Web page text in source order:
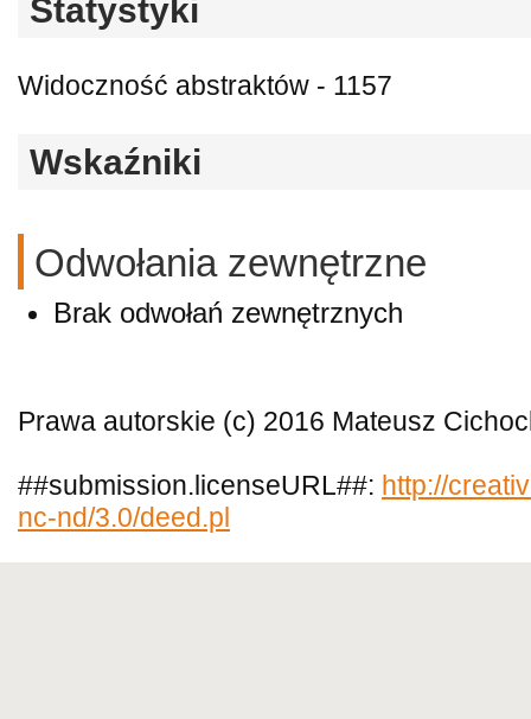
Statystyki
Widoczność abstraktów - 1157
Wskaźniki
Odwołania zewnętrzne
Brak odwołań zewnętrznych
Prawa autorskie (c) 2016 Mateusz
##submission.licenseURL##: http://
nc-nd/3.0/deed.pl